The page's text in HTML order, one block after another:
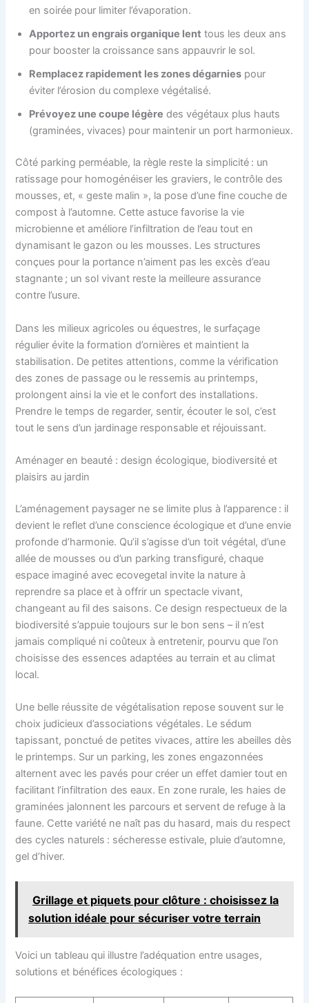
en soirée pour limiter l’évaporation.
Apportez un engrais organique lent tous les deux ans
pour booster la croissance sans appauvrir le sol.
Remplacez rapidement les zones dégarnies pour
éviter l’érosion du complexe végétalisé.
Prévoyez une coupe légère des végétaux plus hauts
(graminées, vivaces) pour maintenir un port harmonieux.
Côté parking perméable, la règle reste la simplicité : un
ratissage pour homogénéiser les graviers, le contrôle des
mousses, et, « geste malin », la pose d’une fine couche de
compost à l’automne. Cette astuce favorise la vie
microbienne et améliore l’infiltration de l’eau tout en
dynamisant le gazon ou les mousses. Les structures
conçues pour la portance n’aiment pas les excès d’eau
stagnante ; un sol vivant reste la meilleure assurance
contre l’usure.
Dans les milieux agricoles ou équestres, le surfaçage
régulier évite la formation d’ornières et maintient la
stabilisation. De petites attentions, comme la vérification
des zones de passage ou le ressemis au printemps,
prolongent ainsi la vie et le confort des installations.
Prendre le temps de regarder, sentir, écouter le sol, c’est
tout le sens d’un jardinage responsable et réjouissant.
Aménager en beauté : design écologique, biodiversité et
plaisirs au jardin
L’aménagement paysager ne se limite plus à l’apparence : il
devient le reflet d’une conscience écologique et d’une envie
profonde d’harmonie. Qu’il s’agisse d’un toit végétal, d’une
allée de mousses ou d’un parking transfiguré, chaque
espace imaginé avec ecovegetal invite la nature à
reprendre sa place et à offrir un spectacle vivant,
changeant au fil des saisons. Ce design respectueux de la
biodiversité s’appuie toujours sur le bon sens – il n’est
jamais compliqué ni coûteux à entretenir, pourvu que l’on
choisisse des essences adaptées au terrain et au climat
local.
Une belle réussite de végétalisation repose souvent sur le
choix judicieux d’associations végétales. Le sédum
tapissant, ponctué de petites vivaces, attire les abeilles dès
le printemps. Sur un parking, les zones engazonnées
alternent avec les pavés pour créer un effet damier tout en
facilitant l’infiltration des eaux. En zone rurale, les haies de
graminées jalonnent les parcours et servent de refuge à la
faune. Cette variété ne naît pas du hasard, mais du respect
des cycles naturels : sécheresse estivale, pluie d’automne,
gel d’hiver.
Grillage et piquets pour clôture : choisissez la
solution idéale pour sécuriser votre terrain
Voici un tableau qui illustre l’adéquation entre usages,
solutions et bénéfices écologiques :